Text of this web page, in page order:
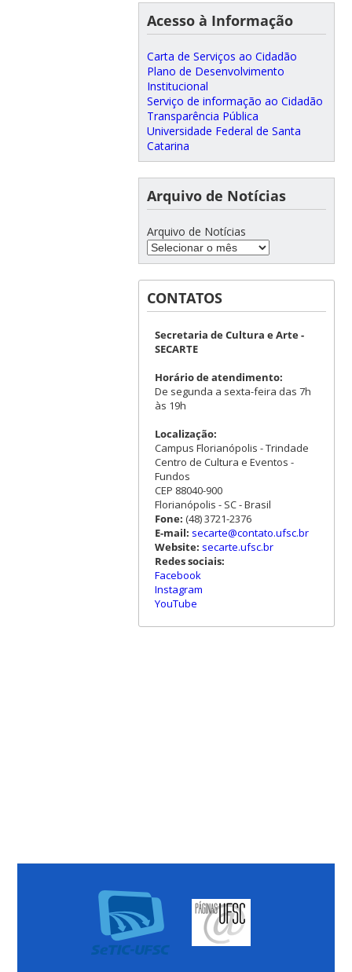
Acesso à Informação
Carta de Serviços ao Cidadão
Plano de Desenvolvimento
Institucional
Serviço de informação ao Cidadão
Transparência Pública
Universidade Federal de Santa
Catarina
Arquivo de Notícias
Arquivo de Notícias
CONTATOS
Secretaria de Cultura e Arte -
SECARTE
Horário de atendimento:
De segunda a sexta-feira das 7h
às 19h
Localização:
Campus Florianópolis - Trindade
Centro de Cultura e Eventos -
Fundos
CEP 88040-900
Florianópolis - SC - Brasil
Fone: (48) 3721-2376
E-mail: secarte@contato.ufsc.br
Website: secarte.ufsc.br
Redes sociais:
Facebook
Instagram
YouTube